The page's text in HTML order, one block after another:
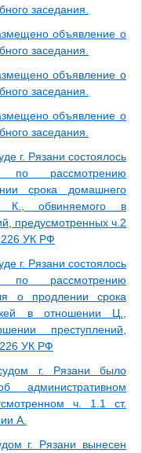
заседания.
объявление о
заседания.
объявление о
заседания.
объявление о
заседания.
г. Рязани состоялось
по рассмотрению
срока домашнего
К., обвиняемого в
предусмотренных ч.2
УК РФ
г. Рязани состоялось
по рассмотрению
о продлении срока
в отношении Ц.,
преступлений,
226 УК РФ
г. Рязани было
административном
ч. 1.1 ст.
А.
г. Рязани вынесен